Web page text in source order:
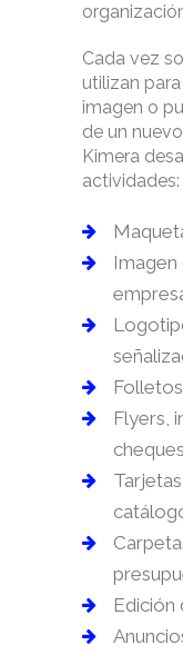
Cada vez
utilizan
imagen o
de un
Kimera
actividades:
Imagen
Flyers,
Edición